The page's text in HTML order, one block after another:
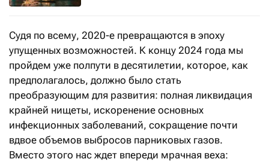
Судя по всему, 2020-е превращаются в эпоху
упущенных возможностей. К концу 2024 года мы
пройдем уже полпути в десятилетии, которое, как
предполагалось, должно было стать
преобразующим для развития: полная ликвидация
крайней нищеты, искоренение основных
инфекционных заболеваний, сокращение почти
вдвое объемов выбросов парниковых газов.
Вместо этого нас ждет впереди мрачная веха: